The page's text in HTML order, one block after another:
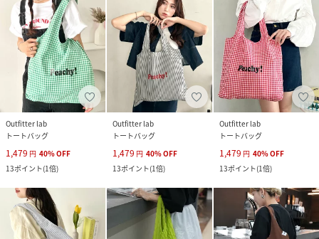
Outfitter lab
トートバッグ
1,479 円 40%OFF
13ポイント(1倍)
Outfitter lab
トートバッグ
1,479 円 40%OFF
13ポイント(1倍)
Outfitter lab
トートバッグ
1,479 円 40%OFF
13ポイント(1倍)